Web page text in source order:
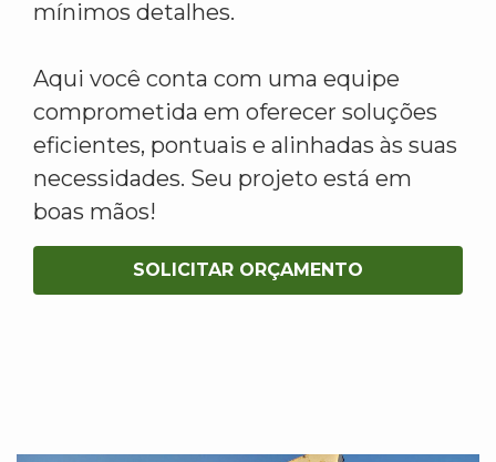
mínimos detalhes.
Aqui você conta com uma equipe
comprometida em oferecer soluções
eficientes, pontuais e alinhadas às suas
necessidades. Seu projeto está em
boas mãos!
SOLICITAR ORÇAMENTO